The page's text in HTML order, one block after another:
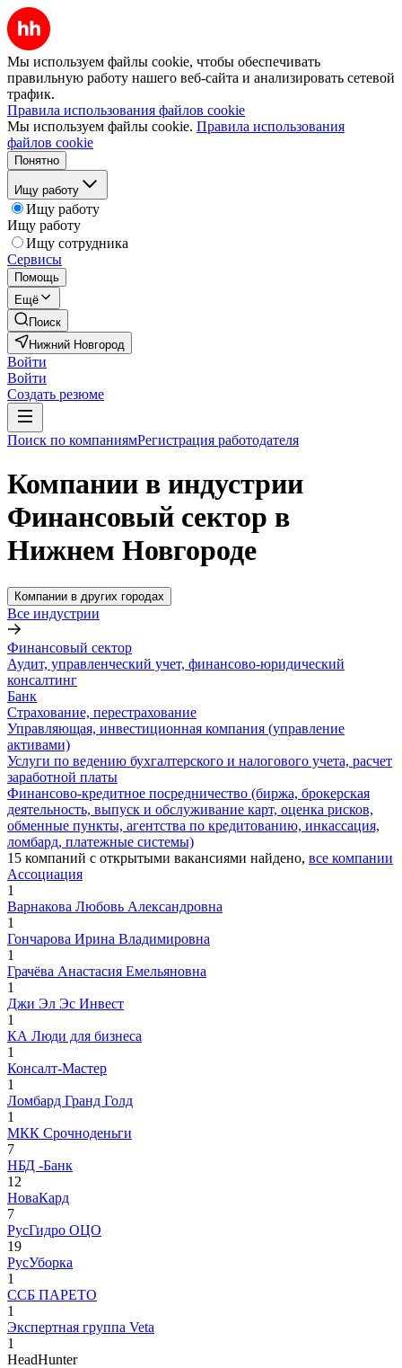
Мы используем файлы cookie, чтобы обеспечивать
правильную работу нашего веб-сайта и анализировать сетевой
трафик.
Правила использования файлов cookie
Мы используем файлы cookie. Правила использования
файлов cookie
Понятно
Ищу работу
Ищу работу
Ищу работу
Ищу сотрудника
Сервисы
Помощь
Ещё
Поиск
Нижний Новгород
Войти
Войти
Создать резюме
Поиск по компаниямРегистрация работодателя
Компании в индустрии
Финансовый сектор в
Нижнем Новгороде
Компании в других городах
Все индустрии
Финансовый сектор
Аудит, управленческий учет, финансово-юридический
консалтинг
Банк
Страхование, перестрахование
Управляющая, инвестиционная компания (управление
активами)
Услуги по ведению бухгалтерского и налогового учета, расчет
заработной платы
Финансово-кредитное посредничество (биржа, брокерская
деятельность, выпуск и обслуживание карт, оценка рисков,
обменные пункты, агентства по кредитованию, инкассация,
ломбард, платежные системы)
15 компаний с открытыми вакансиями найдено, все компании
Ассоциация
1
Варнакова Любовь Александровна
1
Гончарова Ирина Владимировна
1
Грачёва Анастасия Емельяновна
1
Джи Эл Эс Инвест
1
КА Люди для бизнеса
1
Консалт-Мастер
1
Ломбард Гранд Голд
1
МКК Срочноденьги
7
НБД -Банк
12
НоваКард
7
РусГидро ОЦО
19
РусУборка
1
ССБ ПАРЕТО
1
Экспертная группа Veta
1
HeadHunter